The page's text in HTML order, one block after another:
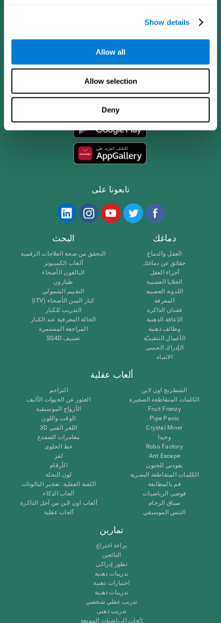
Show details
Allow all
Allow selection
Deny
تطبيق CogniFit
تابعونا على
دماغك
العقل والدماغ
حقائق عن دماغك
أجزاء العقل
الخلايا العصبية
اللدونة العصبية
المعرفة
فقدان الذاكرة
الإعاقة الذهنية
وظائف ذهنية
الأعمال التنفيذيّة
الإدراك الحسى
الانتباه
البحث
التحقق من صحة العلاجات الرقمية
ألعاب الكمبيوتر
البالغون الأصحاء
طيارون
التقييم الشمولي
كبار السن الأصحاء (iTV)
التدريب للكبار
الحالة المعرفية عند الكبار
المراجعة المستمرة
تصنيف SG4D
ألعاب عقلية
الشطرنج اون لاين
الكلمات المتقاطعة الصغيرة
Fruit Frenzy
Pipe Panic
Crystal Miner
وحيدا
Robo Factory
Ant Escape
يقودني للجنون
الكلمات المتقاطعة البصرية
قم بالمطابقة
فوضى الرياضيات
سباق الرخام
التنس الموسيقي
التزاحم
العثور عن الحيوات الأليف
الأزواج الموسيقية
الوقت واللون
اللغز الفني 3D
مغامرات الضفدع
خط الحلوى
لغز
الأرقام
لون النحلة
اللعبة العقلية: تفجير البالونات
ألعاب الذكاء
ألعاب اون لاين من آجل الذاكرة
ألعاب عقلية
تمارين
براءة اختراع
البائعين
تطور إدراكى
تدريبات ذهنية
اختبارات ذهنية
تدريبات ذهنية
تدريب عقلي شخصي
تدريب ذهنى
العاب الرياضيات الممتعة